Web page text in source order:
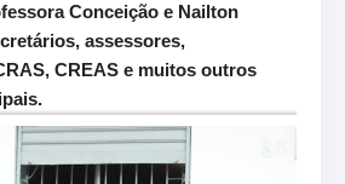
Conceição e Nailton
assessores,
CREAS e muitos outros